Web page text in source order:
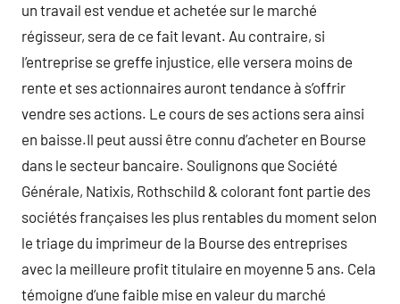
un travail est vendue et achetée sur le marché
régisseur, sera de ce fait levant. Au contraire, si
l’entreprise se greffe injustice, elle versera moins de
rente et ses actionnaires auront tendance à s’offrir
vendre ses actions. Le cours de ses actions sera ainsi
en baisse.Il peut aussi être connu d’acheter en Bourse
dans le secteur bancaire. Soulignons que Société
Générale, Natixis, Rothschild & colorant font partie des
sociétés françaises les plus rentables du moment selon
le triage du imprimeur de la Bourse des entreprises
avec la meilleure profit titulaire en moyenne 5 ans. Cela
témoigne d’une faible mise en valeur du marché